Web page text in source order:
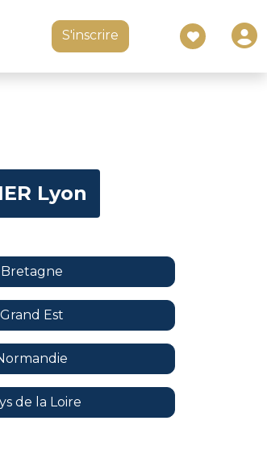
S'inscrire
Lyon
Bretagne
Grand Est
de la Loire